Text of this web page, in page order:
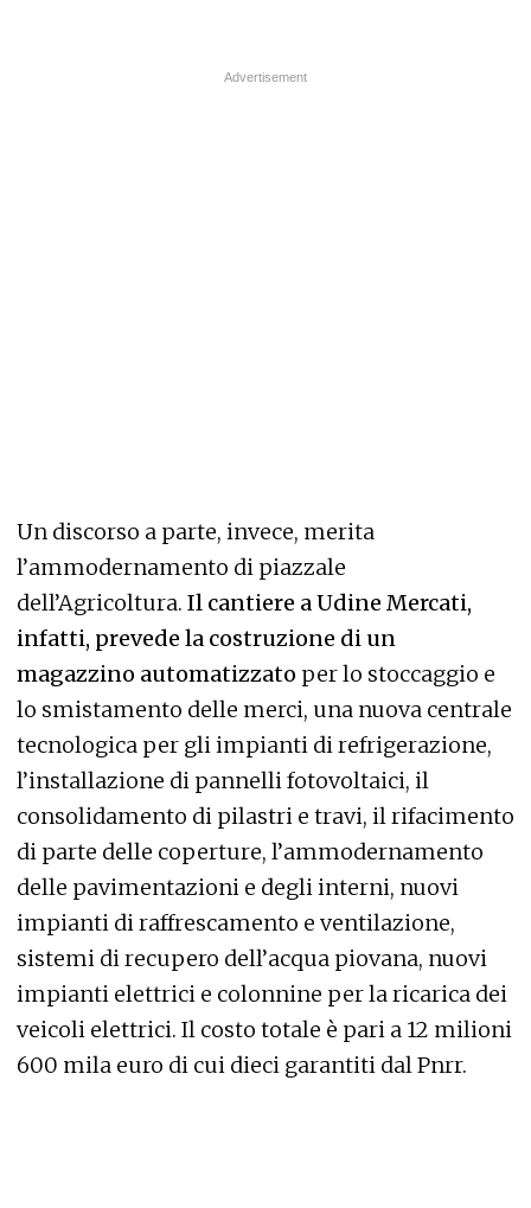
Un discorso a parte, invece, merita
l’ammodernamento di piazzale
dell’Agricoltura. Il cantiere a Udine Mercati,
infatti, prevede la costruzione di un
magazzino automatizzato per lo stoccaggio e
lo smistamento delle merci, una nuova centrale
tecnologica per gli impianti di refrigerazione,
l’installazione di pannelli fotovoltaici, il
consolidamento di pilastri e travi, il rifacimento
di parte delle coperture, l’ammodernamento
delle pavimentazioni e degli interni, nuovi
impianti di raffrescamento e ventilazione,
sistemi di recupero dell’acqua piovana, nuovi
impianti elettrici e colonnine per la ricarica dei
veicoli elettrici. Il costo totale è pari a 12 milioni
600 mila euro di cui dieci garantiti dal Pnrr.